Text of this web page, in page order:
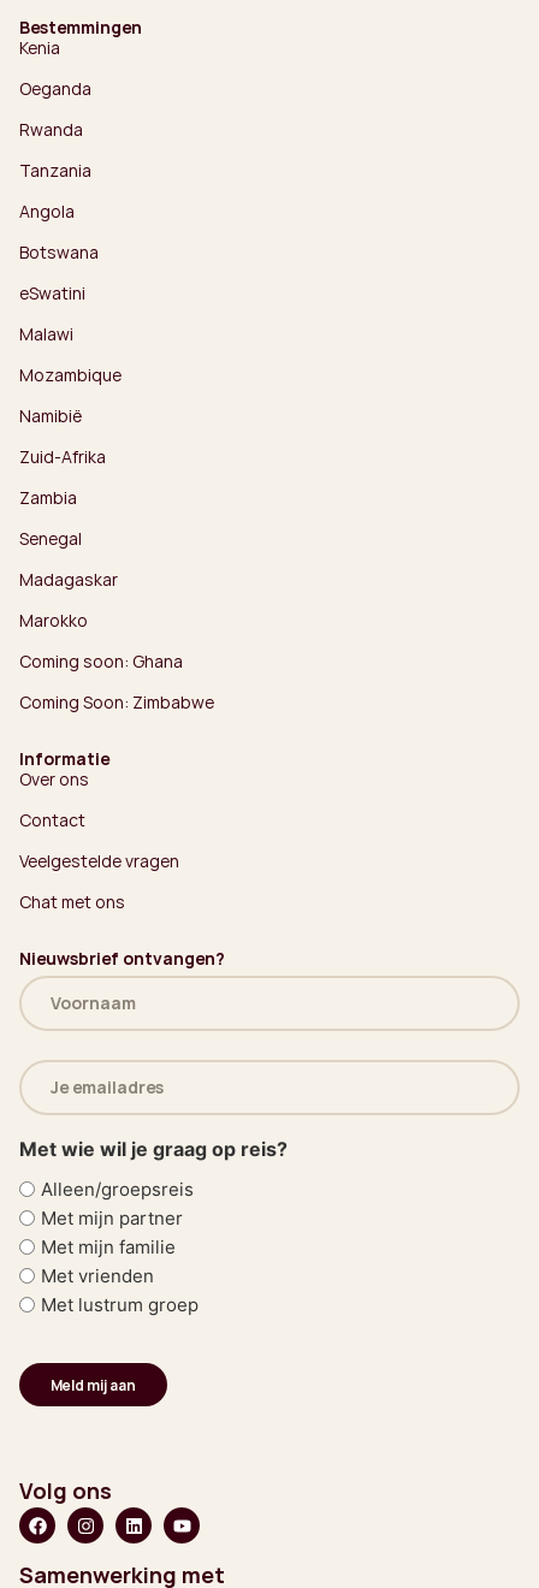
Bestemmingen
Kenia
Oeganda
Rwanda
Tanzania
Angola
Botswana
eSwatini
Malawi
Mozambique
Namibië
Zuid-Afrika
Zambia
Senegal
Madagaskar
Marokko
Coming soon: Ghana
Coming Soon: Zimbabwe
Informatie
Over ons
Contact
Veelgestelde vragen
Chat met ons
Nieuwsbrief ontvangen?
Naam
(Vereist)
E-
mailadres
(Vereist)
Met wie wil je graag op reis?
Alleen/groepsreis
Met mijn partner
Met mijn familie
Met vrienden
Met lustrum groep
Volg ons
Samenwerking met